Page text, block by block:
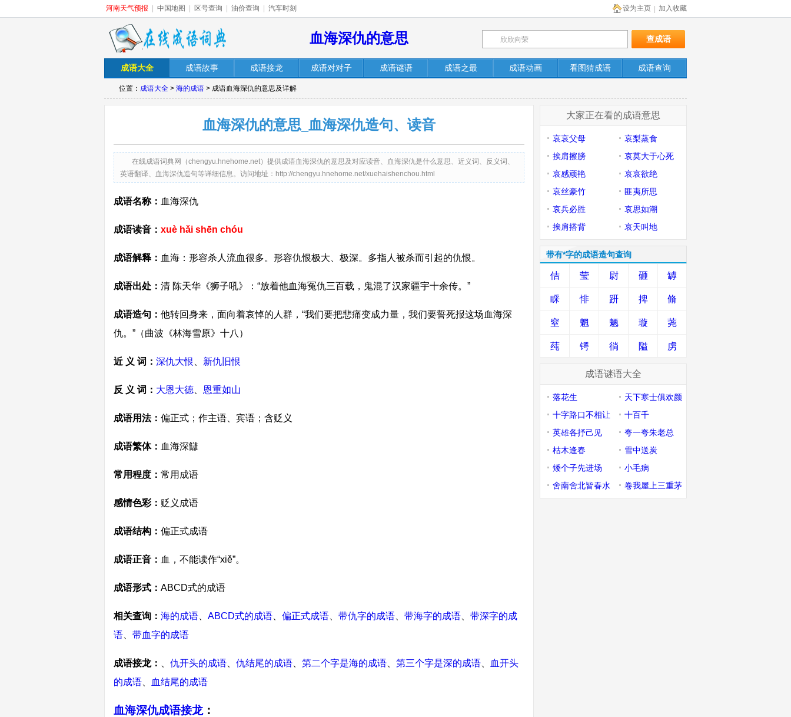
河南天气预报 中国地图 区号查询 油价查询 汽车时刻 加入收藏
设为主页
血海深仇的意思
成语大全 成语故事 成语接龙 成语对对子 成语谜语 成语之最 成语动画 看图猜成语 成语查询
位置： 成语大全 > 海的成语 > 成语血海深仇的意思及详解
血海深仇的意思_血海深仇造句、读音
在线成语词典网（chengyu.hnehome.net）提供成语血海深仇的意思及对应读音、血海深仇是什么意思、近义词、反义词、
英语翻译、血海深仇造句等详细信息。访问地址：http://chengyu.hnehome.net/xuehaishenchou.html
成语名称： 血海深仇
成语读音： xuè hǎi shēn chóu
成语解释： 血海：形容杀人流血很多。形容仇恨极大、极深。多指人被杀而引起的仇恨。
成语出处： 清 陈天华《狮子吼》：“放着他血海冤仇三百载，鬼混了汉家疆宇十余传。”
成语造句： 他转回身来，面向着哀悼的人群，“我们要把悲痛变成力量，我们要誓死报这场血海深
仇。”（曲波《林海雪原》十八）
近 义 词： 深仇大恨 新仇旧恨
反 义 词： 大恩大德 恩重如山
成语用法： 偏正式；作主语、宾语；含贬义
成语繁体： 血海深讎
常用程度： 常用成语
感情色彩： 贬义成语
成语结构： 偏正式成语
成语正音： 血，不能读作“xiě”。
成语形式： ABCD式的成语
相关查询： 海的成语 ABCD式的成语 偏正式成语 带仇字的成语 带海字的成语
带深字的成
语
带血字的成语
成语接龙： 仇开头的成语 仇结尾的成语 第二个字是海的成语 第三个字是深的成语
血开头
的成语
血结尾的成语
血海深仇成语接龙：
大家正在看的成语意思
哀哀父母
哀梨蒸食
挨肩擦膀
哀莫大于心死
哀感顽艳
哀哀欲绝
哀丝豪竹
匪夷所思
哀兵必胜
哀思如潮
挨肩搭背
哀天叫地
带有*字的成语造句查询
佶 莹 尉 砸 罅
睬 悱 趼 捭 脩
窒 魍 魉 璇 荛
莼 锷 徜 隘 虏
成语谜语大全
落花生
天下寒士俱欢颜
十字路口不相让
十百千
英雄各抒己见
夸一夸朱老总
枯木逢春
雪中送炭
矮个子先进场
小毛病
舍南舍北皆春水
卷我屋上三重茅